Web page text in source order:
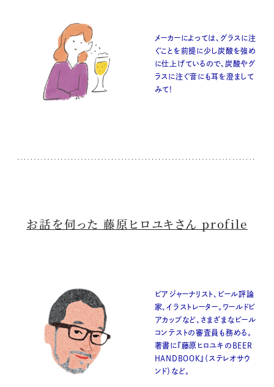
メーカーによっては、グラスに注
ぐことを前提に少し炭酸を強め
に仕上げているので、炭酸やグ
ラスに注ぐ音にも耳を澄まして
みて!
お話を伺った 藤原ヒロユキさん profile
ビアジャーナリスト、ビール評論
家、イラストレーター。ワールドビ
アカップなど、さまざまなビール
コンテストの審査員も務める。
著書に『藤原ヒロユキのBEER
HANDBOOK』（ステレオサウ
ンド）など。